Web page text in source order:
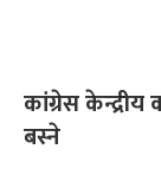
कांग्रेस
बस्ने